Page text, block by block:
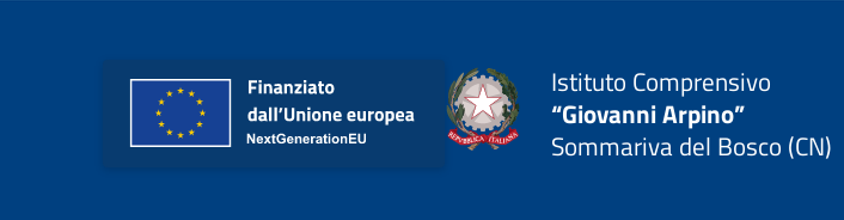
Istituto Comprensivo
“Giovanni Arpino”
Sommariva del Bosco (CN)